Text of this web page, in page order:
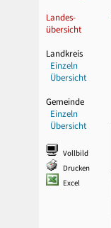
Landes-
übersicht
Landkreis
Einzeln
Übersicht
Gemeinde
Einzeln
Übersicht
Vollbild
Drucken
Excel